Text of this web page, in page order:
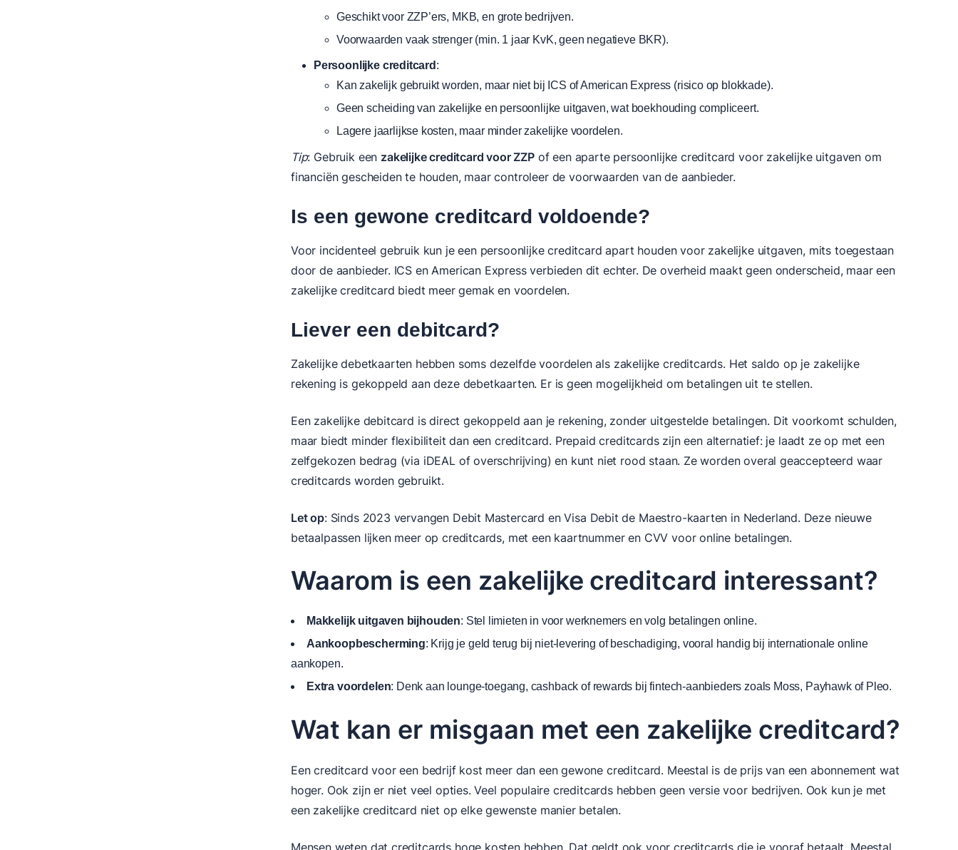
Geschikt voor ZZP’ers, MKB, en grote bedrijven.
Voorwaarden vaak strenger (min. 1 jaar KvK, geen negatieve BKR).
Persoonlijke creditcard :
Kan zakelijk gebruikt worden, maar niet bij ICS of American Express (risico op blokkade).
Geen scheiding van zakelijke en persoonlijke uitgaven, wat boekhouding compliceert.
Lagere jaarlijkse kosten, maar minder zakelijke voordelen.
Tip: Gebruik een zakelijke creditcard voor ZZPof een aparte persoonlijke creditcard voor zakelijke uitgaven om
financiën gescheiden te houden, maar controleer de voorwaarden van de aanbieder.
Is een gewone creditcard voldoende?
Voor incidenteel gebruik kun je een persoonlijke creditcard apart houden voor zakelijke uitgaven, mits toegestaan
door de aanbieder. ICS en American Express verbieden dit echter. De overheid maakt geen onderscheid, maar een
zakelijke creditcard biedt meer gemak en voordelen.
Liever een debitcard?
Zakelijke debetkaarten hebben soms dezelfde voordelen als zakelijke creditcards. Het saldo op je zakelijke
rekening is gekoppeld aan deze debetkaarten. Er is geen mogelijkheid om betalingen uit te stellen.
Een zakelijke debitcard is direct gekoppeld aan je rekening, zonder uitgestelde betalingen. Dit voorkomt schulden,
maar biedt minder flexibiliteit dan een creditcard. Prepaid creditcards zijn een alternatief: je laadt ze op met een
zelfgekozen bedrag (via iDEAL of overschrijving) en kunt niet rood staan. Ze worden overal geaccepteerd waar
creditcards worden gebruikt.
Let op: Sinds 2023 vervangen Debit Mastercard en Visa Debit de Maestro-kaarten in Nederland. Deze nieuwe
betaalpassen lijken meer op creditcards, met een kaartnummer en CVV voor online betalingen.
Waarom is een zakelijke creditcard interessant?
Makkelijk uitgaven bijhouden: Stel limieten in voor werknemers en volg betalingen online.
Aankoopbescherming: Krijg je geld terug bij niet-levering of beschadiging, vooral handig bij internationale online
aankopen.
Extra voordelen: Denk aan lounge-toegang, cashback of rewards bij fintech-aanbieders zoals Moss, Payhawk of Pleo.
Wat kan er misgaan met een zakelijke creditcard?
Een creditcard voor een bedrijf kost meer dan een gewone creditcard. Meestal is de prijs van een abonnement wat
hoger. Ook zijn er niet veel opties. Veel populaire creditcards hebben geen versie voor bedrijven. Ook kun je met
een zakelijke creditcard niet op elke gewenste manier betalen.
Mensen weten dat creditcards hoge kosten hebben. Dat geldt ook voor creditcards die je vooraf betaalt. Meestal